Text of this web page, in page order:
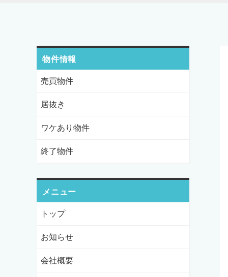
物件情報
売買物件
居抜き
ワケあり物件
終了物件
メニュー
トップ
お知らせ
会社概要